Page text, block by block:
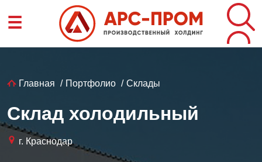
☰
Строка
навигации
Главная Портфолио Склады
Склад холодильный
г. Краснодар